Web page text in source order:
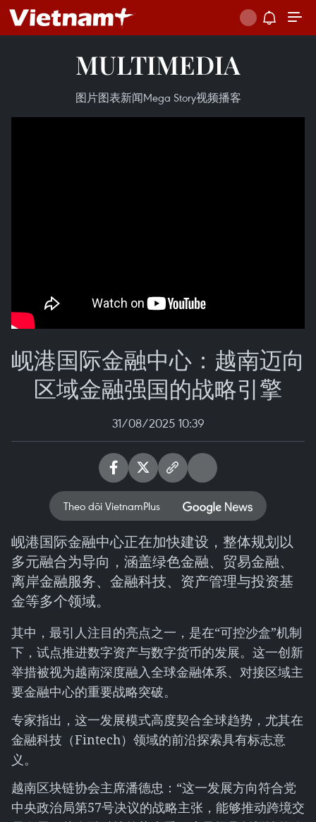
MULTIMEDIA
图片图表新闻Mega Story视频播客
岘港国际金融中心：越南迈向
区域金融强国的战略引擎
31/08/2025 10:39
Theo dõi VietnamPlus
岘港国际金融中心正在加快建设，整体规划以
多元融合为导向，涵盖绿色金融、贸易金融、
离岸金融服务、金融科技、资产管理与投资基
金等多个领域。
其中，最引人注目的亮点之一，是在“可控沙盒”机制
下，试点推进数字资产与数字货币的发展。这一创新
举措被视为越南深度融入全球金融体系、对接区域主
要金融中心的重要战略突破。
专家指出，这一发展模式高度契合全球趋势，尤其在
金融科技（Fintech）领域的前沿探索具有标志意
义。
越南区块链协会主席潘德忠：“这一发展方向符合党
中央政治局第57号决议的战略主张，能够推动跨境交